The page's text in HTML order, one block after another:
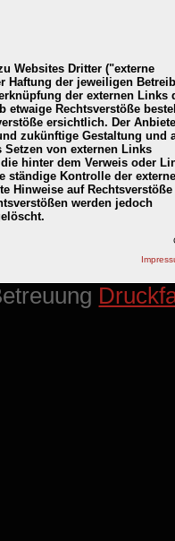
Websites Dritter ("externe
Haftung der jeweiligen
der externen Links
etwaige Rechtsverstöße
ersichtlich. Der
zukünftige Gestaltung und
Setzen von externen Links
hinter dem Verweis oder
ständige Kontrolle der
Hinweise auf Rechtsverstöße
werden jedoch